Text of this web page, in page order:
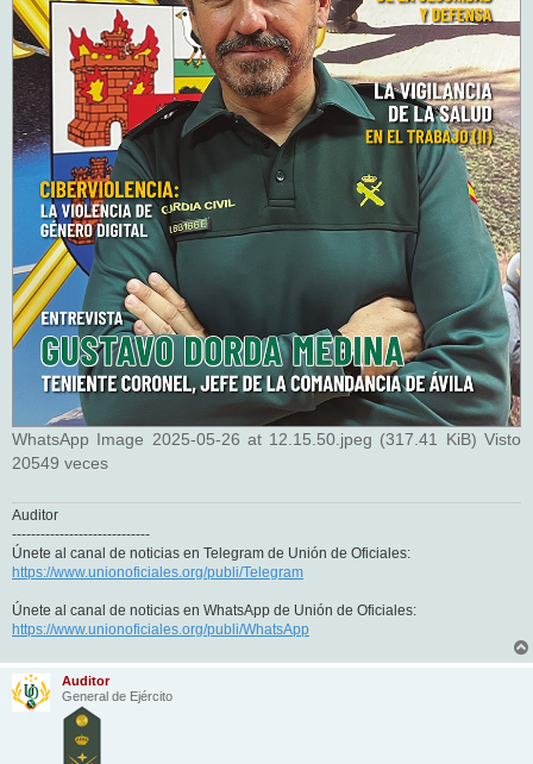
WhatsApp Image 2025-05-26 at 12.15.50.jpeg (317.41 KiB) Visto
20549 veces
Auditor
-----------------------------
Únete al canal de noticias en Telegram de Unión de Oficiales:
https://www.unionoficiales.org/publi/Telegram
Únete al canal de noticias en WhatsApp de Unión de Oficiales:
https://www.unionoficiales.org/publi/WhatsApp
Auditor
General de Ejército